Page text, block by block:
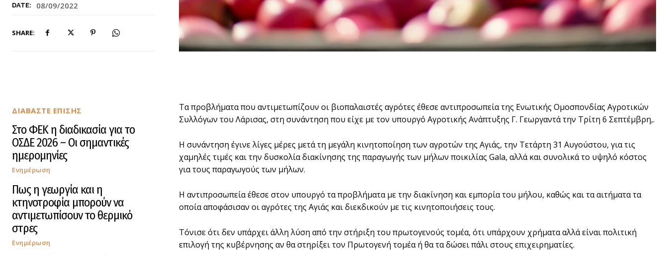
DATE: 08/09/2022
SHARE:
ΔΙΑΒΑΣΤΕ ΕΠΙΣΗΣ
Στο ΦΕΚ η διαδικασία για το
ΟΣΔΕ 2026 – Οι σημαντικές
ημερομηνίες
Ενημέρωση
Πως η γεωργία και η
κτηνοτροφία μπορούν να
αντιμετωπίσουν το θερμικό
στρες
Ενημέρωση
Τα προβλήματα που αντιμετωπίζουν οι βιοπαλαιστές αγρότες έθεσε αντιπροσωπεία της Ενωτικής Ομοσπονδίας Αγροτικών
Συλλόγων του Λάρισας, στη συνάντηση που είχε με τον υπουργό Αγροτικής Ανάπτυξης Γ. Γεωργαντά την Τρίτη 6 Σεπτέμβρη,.
Η συνάντηση έγινε λίγες μέρες μετά τη μεγάλη κινητοποίηση των αγροτών της Αγιάς, την Τετάρτη 31 Αυγούστου, για τις
χαμηλές τιμές και την δυσκολία διακίνησης της παραγωγής των μήλων ποικιλίας Gala, αλλά και συνολικά το υψηλό κόστος
για τους παραγωγούς των μήλων.
Η αντιπροσωπεία έθεσε στον υπουργό τα προβλήματα με την διακίνηση και εμπορία του μήλου, καθώς και τα αιτήματα τα
οποία αποφάσισαν οι αγρότες της Αγιάς και διεκδικούν με τις κινητοποιήσεις τους.
Τόνισε ότι δεν υπάρχει άλλη λύση από την στήριξη του πρωτογενούς τομέα, ότι υπάρχουν χρήματα αλλά είναι πολιτική
επιλογή της κυβέρνησης αν θα στηρίξει τον Πρωτογενή τομέα ή θα τα δώσει πάλι στους επιχειρηματίες.